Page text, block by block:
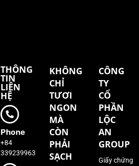
THÔNG
TIN
LIÊN
HỆ
Phone
+84
339239963
KHÔNG
CHỈ
TƯƠI
NGON
MÀ
CÒN
PHẢI
SẠCH
CÔNG
TY
CỔ
PHẦN
LỘC
AN
GROUP
Giấy chứng